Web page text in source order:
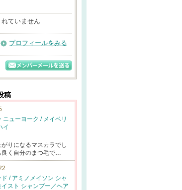
ていません
プロフィールをみる
稿
ニューヨーク / メイベリ
イ
りになるマスカラでし
良く自分のまつ毛で…
/ アミノメイソン シャ
イスト シャンプー／ヘア